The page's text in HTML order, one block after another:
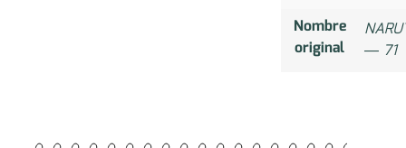
Nombre
original
― 71